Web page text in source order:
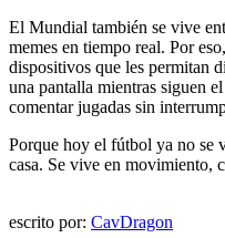
El Mundial también se vive
memes en tiempo real. Por
dispositivos que les permitan
una pantalla mientras siguen
comentar jugadas sin
Porque hoy el fútbol ya no se
casa. Se vive en movimiento,
escrito por: CavDragon